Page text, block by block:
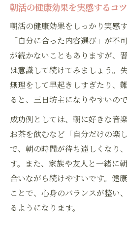
朝活の健康効果を実感するコ
朝活の健康効果をしっかり実感
「自分に合った内容選び」が不
が続かないこともありますが、
は意識して続けてみましょう。
無理をして早起きしすぎたり、
ると、三日坊主になりやすいの
成功例としては、朝に好きな音
お茶を飲むなど「自分だけの楽
で、朝の時間が待ち遠しくなり
す。また、家族や友人と一緒に
合いながら続けやすいです。健
ことで、心身のバランスが整い
るようになります。